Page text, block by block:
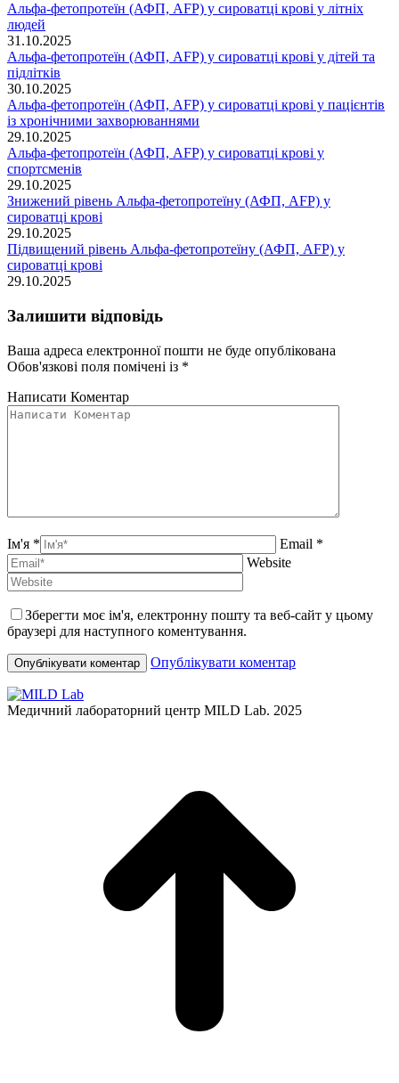
Альфа-фетопротеїн (АФП, AFP) у сироватці крові у літніх
людей
31.10.2025
Альфа-фетопротеїн (АФП, AFP) у сироватці крові у дітей та
підлітків
30.10.2025
Альфа-фетопротеїн (АФП, AFP) у сироватці крові у пацієнтів
із хронічними захворюваннями
29.10.2025
Альфа-фетопротеїн (АФП, AFP) у сироватці крові у
спортсменів
29.10.2025
Знижений рівень Альфа-фетопротеїну (АФП, AFP) у
сироватці крові
29.10.2025
Підвищений рівень Альфа-фетопротеїну (АФП, AFP) у
сироватці крові
29.10.2025
Залишити відповідь
Ваша адреса електронної пошти не буде опублікована
Обов'язкові поля помічені із *
Написати Коментар
Ім'я *
Email *
Website
Зберегти моє ім'я, електронну пошту та веб-сайт у цьому
браузері для наступного коментування.
Опублікувати коментар
Медичний лабораторний центр MILD Lab. 2025